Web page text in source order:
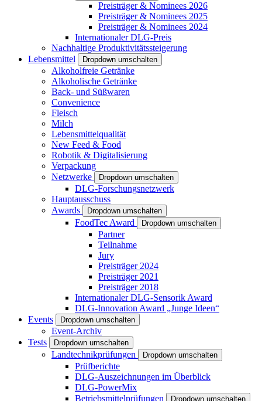
Preisträger & Nominees 2026
Preisträger & Nominees 2025
Preisträger & Nominees 2024
Internationaler DLG-Preis
Nachhaltige Produktivitätssteigerung
Lebensmittel
Dropdown umschalten
Alkoholfreie Getränke
Alkoholische Getränke
Back- und Süßwaren
Convenience
Fleisch
Milch
Lebensmittelqualität
New Feed & Food
Robotik & Digitalisierung
Verpackung
Netzwerke
Dropdown umschalten
DLG-Forschungsnetzwerk
Hauptausschuss
Awards
Dropdown umschalten
FoodTec Award Dropdown umschalten
Partner
Teilnahme
Jury
Preisträger 2024
Preisträger 2021
Preisträger 2018
Internationaler DLG-Sensorik Award
DLG-Innovation Award „Junge Ideen“
Events
Dropdown umschalten
Event-Archiv
Tests
Dropdown umschalten
Landtechnikprüfungen Dropdown umschalten
Prüfberichte
DLG-Auszeichnungen im Überblick
DLG-PowerMix
Betriebsmittelprüfungen
Dropdown umschalten